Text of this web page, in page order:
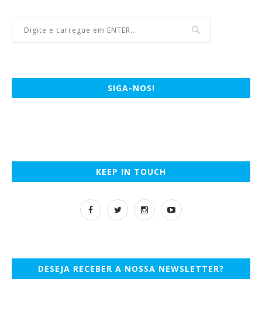
SIGA-NOS!
KEEP IN TOUCH
DESEJA RECEBER A NOSSA NEWSLETTER?